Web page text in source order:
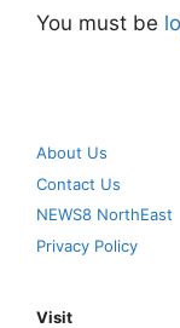
You must be
About Us
Contact Us
NEWS8 NorthEast
Privacy Policy
Visit